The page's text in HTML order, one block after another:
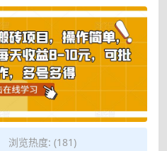
浏览热度: (181)